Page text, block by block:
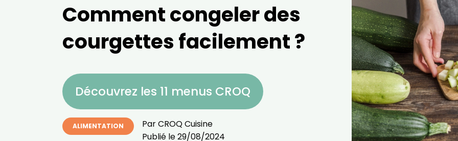
Comment congeler des
courgettes facilement ?
Découvrez les 11 menus CROQ
ALIMENTATION ParCROQ Cuisine
Publié le29/08/2024